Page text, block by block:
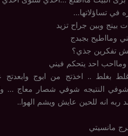
في تساؤلاتها…
بينج وبين جراح تزيد
ومااطيح بجبدج
تفكرين جذي؟
ومااحب احد يتحكم فيني
بغلط .. اخذتج من ابوج وابعدتج
النتيجه شوفي شصار معاج …
ربه انه للحين عايش ويشم الهوا..
مانسيتي